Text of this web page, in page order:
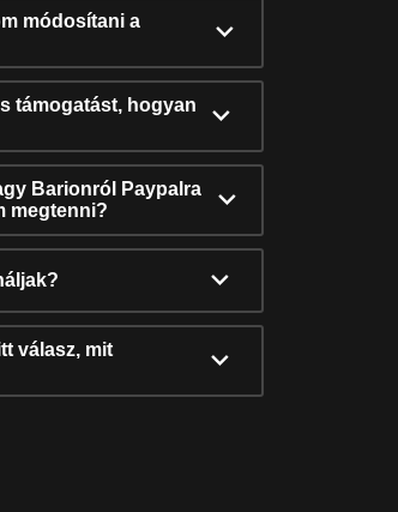
módosítani a
támogatást, hogyan
Barionról Paypalra
megtenni?
válasz, mit